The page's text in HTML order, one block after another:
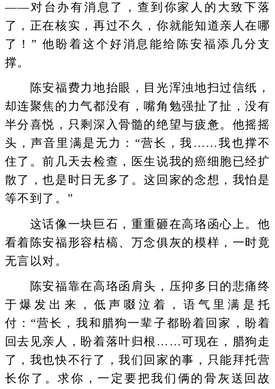
——对台办有消息了，查到你家人的大致下落
了，正在核实，再过不久，你就能知道亲人在哪
了！” 他盼着这个好消息能给陈安福添几分支
撑。
陈安福费力地抬眼，目光浑浊地扫过信纸，
却连聚焦的力气都没有，嘴角勉强扯了扯，没有
半分喜悦，只剩深入骨髓的绝望与疲惫。他摇摇
头，声音里满是无力：“营长，我……我也撑不
住了。前几天去检查，医生说我的癌细胞已经扩
散了，也是时日无多了。这回家的念想，我怕是
等不到了。”
这话像一块巨石，重重砸在高珞函心上。他
看着陈安福形容枯槁、万念俱灰的模样，一时竟
无言以对。
陈安福靠在高珞函肩头，压抑多日的悲痛终
于爆发出来，低声啜泣着，语气里满是托
付：“营长，我和腊狗一辈子都盼着回家，盼着
回去见亲人，盼着落叶归根……可现在，腊狗走
了，我也快不行了，我们回家的事，只能拜托营
长你了。求你，一定要把我们俩的骨灰送回故